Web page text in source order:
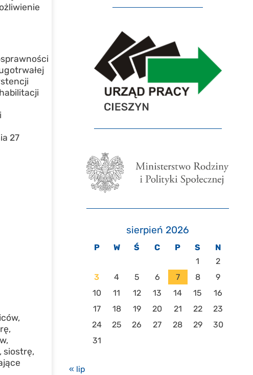
27
siostrę,
sierpień 2026
P W Ś C P S
N
1
2
3
4 5 6 7 8
9
10
11 12 13 14 15
16
17
18 19 20 21 22
23
24
25 26 27 28 29
30
31
« lip